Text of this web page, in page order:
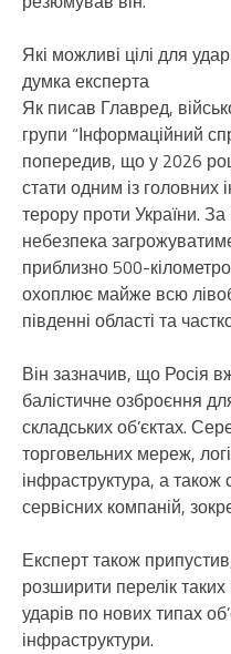
Які можливі цілі для
думка експерта
Як писав Главред,
групи “Інформаційний
попередив, що у 2026
стати одним із головних
терору проти України.
небезпека
приблизно 500-
охоплює майже всю
південні області та
Він зазначив, що Росія
балістичне озброєння
складських об’єктах.
торговельних мереж,
інфраструктура, а також
сервісних компаній,
Експерт також
розширити перелік
ударів по нових типах
інфраструктури.